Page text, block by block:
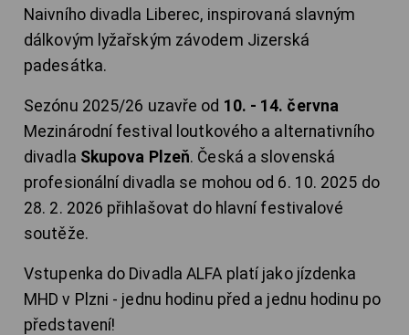
Naivního divadla Liberec, inspirovaná slavným
dálkovým lyžařským závodem Jizerská
padesátka.
Sezónu 2025/26 uzavře od 10. - 14. června
Mezinárodní festival loutkového a alternativního
divadla Skupova Plzeň. Česká a slovenská
profesionální divadla se mohou od 6. 10. 2025 do
28. 2. 2026 přihlašovat do hlavní festivalové
soutěže.
Vstupenka do Divadla ALFA platí jako jízdenka
MHD v Plzni - jednu hodinu před a jednu hodinu po
představení!